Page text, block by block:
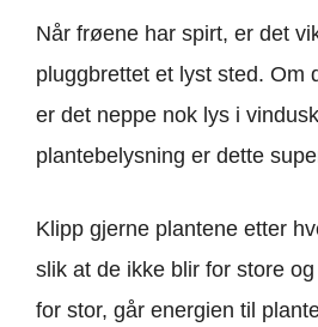
Når frøene har spirt, er det
pluggbrettet et lyst sted. Om
er det neppe nok lys i
plantebelysning er dette
Klipp gjerne plantene etter
slik at de ikke blir for store
for stor, går energien til